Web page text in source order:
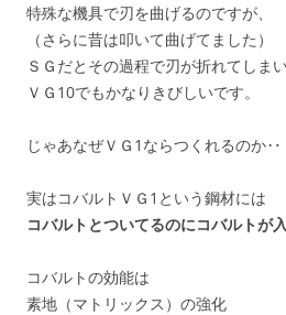
特殊な機具で刃を曲げるのですが、
（さらに昔は叩いて曲げてました）
ＳＧだとその過程で刃が折れてしまい
ＶＧ10でもかなりきびしいです。
じゃあなぜＶＧ1ならつくれるのか‥
実はコバルトＶＧ1という鋼材には
コバルトとついてるのにコバルトが
コバルトの効能は
素地（マトリックス）の強化